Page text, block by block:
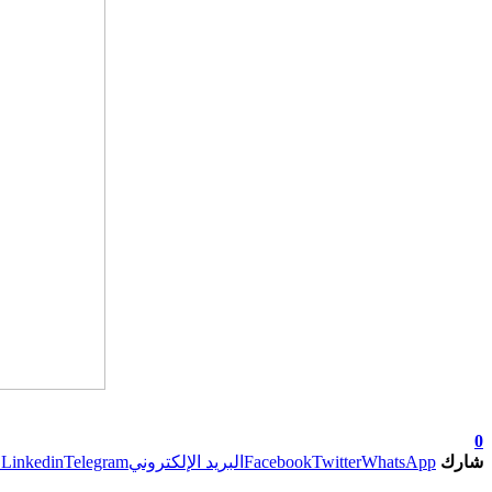
0
شارك
FacebookTwitterWhatsApp البريد الإلكتروني LinkedinTelegram